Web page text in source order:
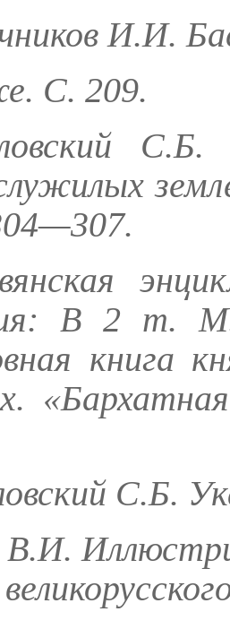
И.И.
С. 209.
С.Б.
В 2 т.
книга
С.Б.
В.И.